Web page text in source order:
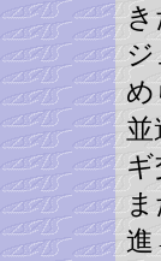
き
め
進